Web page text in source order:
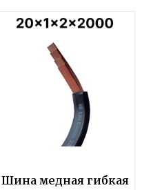
Шина медная гибкая